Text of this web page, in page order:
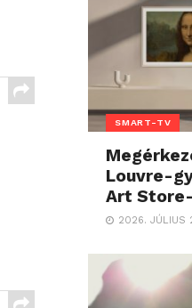
SMART-TV
Louvre-
Art
2026. JÚLIUS